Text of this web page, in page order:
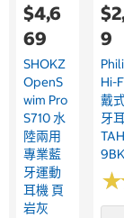
$4,6
69
SHOKZ
OpenS
Wim Pro
S710 水
陸兩用
專業藍
牙運動
耳機 頁
岩灰
9
Hi-
戴
牙
9BK
★
★